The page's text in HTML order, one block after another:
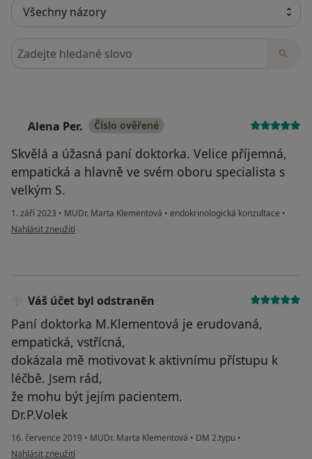
Hledejte v názorech
Alena Per. Číslo ověřené
Skvělá a úžasná paní doktorka. Velice příjemná,
empatická a hlavně ve svém oboru specialista s
velkým S.
1. září 2023 • MUDr. Marta Klementová • endokrinologická konzultace •
podle názoru uživatele Alena Per.
Nahlásit zneužití
Váš účet byl odstraněn
Paní doktorka M.Klementová je erudovaná,
empatická, vstřícná,
dokázala mě motivovat k aktivnímu přístupu k
léčbě. Jsem rád,
že mohu být jejím pacientem.
Dr.P.Volek
16. července 2019 • MUDr. Marta Klementová • DM 2.typu •
podle názoru uživatele Váš účet byl odstraněn
Nahlásit zneužití